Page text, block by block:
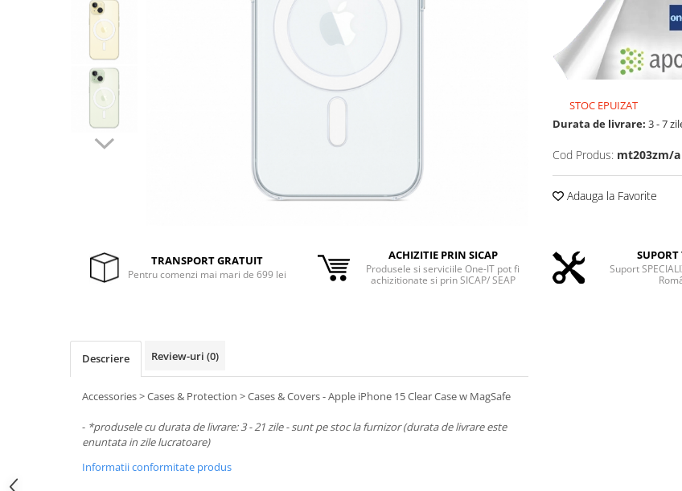
Ochelari Smart
Smartphone IPhone
Tastaturi Gaming
Card Reader
Boxe
STOC EPUIZAT
Durata de livrare: 3 - 7
Cod Produs: mt203zm/a
Adauga la Favorite
TRANSPORT GRATUIT
Pentru comenzi mai mari de 699 lei
ACHIZITIE PRIN SICAP
Produsele si serviciile One-IT pot fi
achizitionate si prin SICAP/ SEAP
Suport
Descriere Review-uri (0)
Accessories > Cases & Protection > Cases & Covers - Apple iPhone 15 Clear Case w MagSafe
- *produsele cu durata de livrare: 3 - 21 zile - sunt pe stoc la furnizor (durata de livrare este
enuntata in zile lucratoare)
Informatii conformitate produs